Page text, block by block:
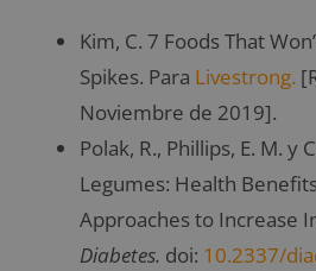
Kim, C. 7 Foods That
Spikes. Para Livestrong.
Noviembre de 2019].
Polak, R., Phillips, E. M. y
Legumes: Health
Approaches to Increase
Diabetes. doi: 10.2337/